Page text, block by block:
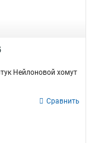
Нейлоновой хомут
Сравнить